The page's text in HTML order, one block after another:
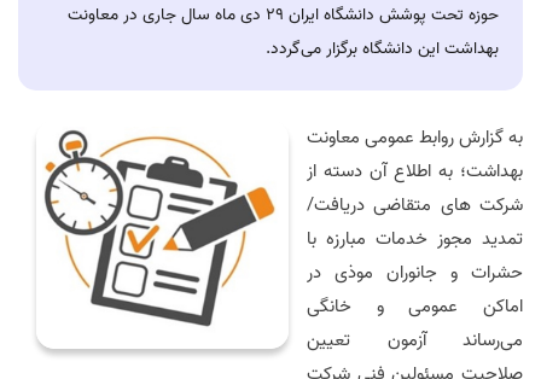
حوزه تحت پوشش دانشگاه ایران ۲۹ دی ماه سال جاری در معاونت
بهداشت این دانشگاه برگزار می‌گردد.
به گزارش روابط عمومی معاونت
بهداشت؛ به اطلاع آن دسته از
شرکت های متقاضی دریافت/
تمدید مجوز خدمات مبارزه با
حشرات و جانوران موذی در
اماکن عمومی و خانگی
می‌رساند آزمون تعیین